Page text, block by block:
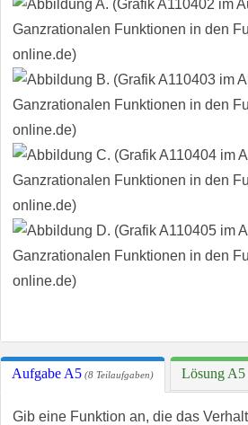
Aufgabe A5 (8 Teilaufgaben) Lösung A5
Gib eine Funktion an, die das